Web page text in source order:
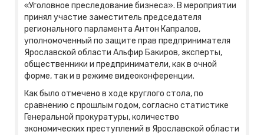
«Уголовное преследование бизнеса». В мероприятии
принял участие заместитель председателя
регионального парламента Антон Капралов,
уполномоченный по защите прав предпринимателя
Ярославской области Альфир Бакиров, эксперты,
общественники и предприниматели, как в очной
форме, так и в режиме видеоконференции.
Как было отмечено в ходе круглого стола, по
сравнению с прошлым годом, согласно статистике
Генеральной прокуратуры, количество
экономических преступлений в Ярославской области